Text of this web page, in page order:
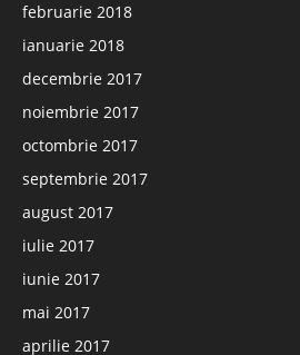
februarie 2018
ianuarie 2018
decembrie 2017
noiembrie 2017
octombrie 2017
septembrie 2017
august 2017
iulie 2017
iunie 2017
mai 2017
aprilie 2017